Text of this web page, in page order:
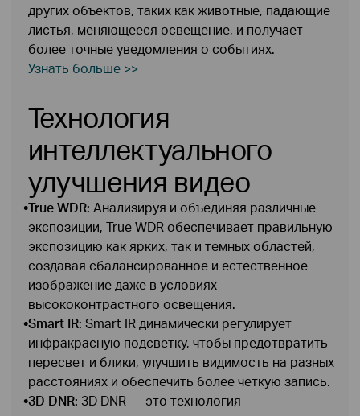
других объектов, таких как животные, падающие
листья, меняющееся освещение, и получает
более точные уведомления о событиях.
Узнать больше >>
Технология
интеллектуального
улучшения видео
•True WDR: Анализируя и объединяя различные
экспозиции, True WDR обеспечивает правильную
экспозицию как ярких, так и темных областей,
создавая сбалансированное и естественное
изображение даже в условиях
высококонтрастного освещения.
•Smart IR: Smart IR динамически регулирует
инфракрасную подсветку, чтобы предотвратить
пересвет и блики, улучшить видимость на разных
расстояниях и обеспечить более четкую запись.
•3D DNR: 3D DNR — это технология